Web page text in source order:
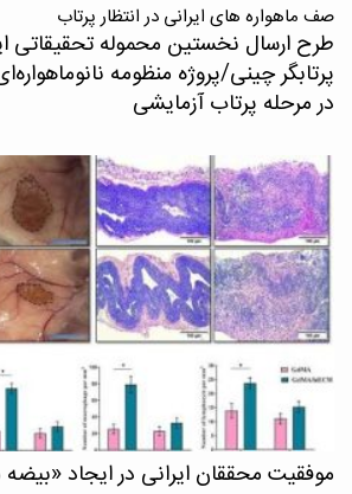
صف ماهواره های ایرانی در انتظار پرتاب
طرح ارسال نخستین محموله تحقیقاتی
پرتابگر چینی/پروژه منظومه
در مرحله پرتاب آزمایشی
موفقیت محققان ایرانی در ایجاد